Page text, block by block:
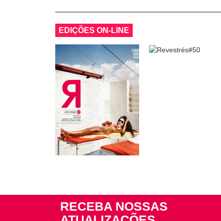
EDIÇÕES ON-LINE
RECEBA NOSSAS